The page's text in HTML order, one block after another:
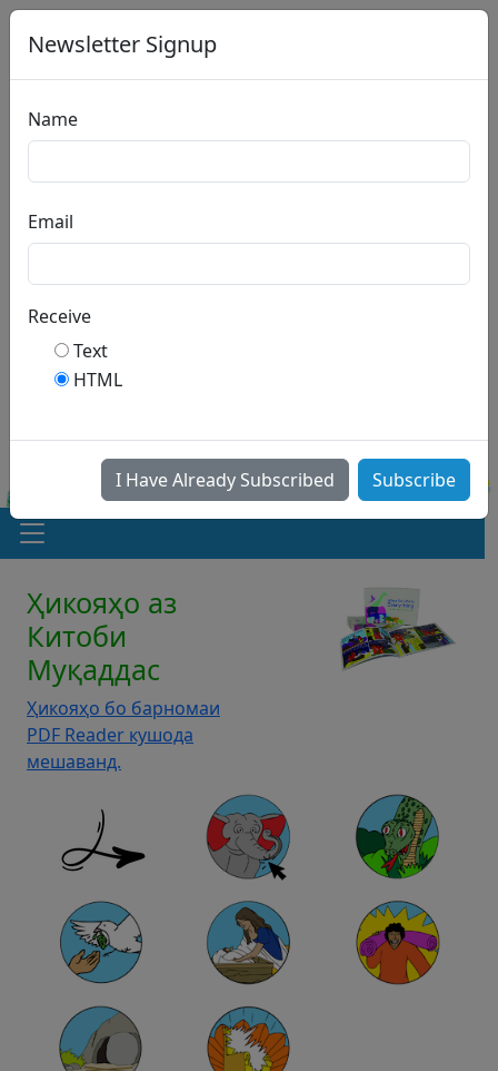
Китоби Муқаддас
барои Кӯдакон
аз Китоби Муқаддас.
Комилан бепул.
Ҳикояҳо аз
Китоби
Муқаддас
Ҳикояҳо бо барномаи
PDF Reader кушода
мешаванд.
Newsletter Signup
Name
Email
Receive
Text
HTML
I Have Already Subscribed Subscribe